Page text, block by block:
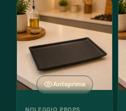
Anteprima
NOLEGGIO PROPS